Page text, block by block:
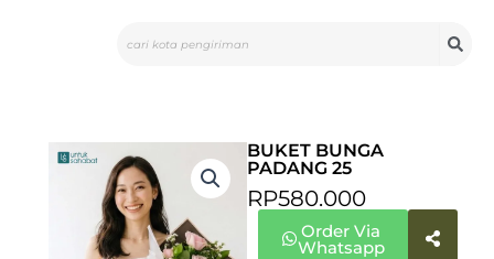
BUKET BUNGA
PADANG 25
RP580.000
Order Via
Whatsapp